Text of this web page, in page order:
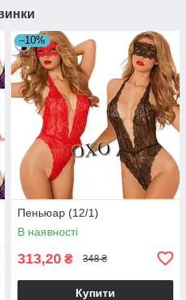
–10%
Пеньюар (12/1)
В наявності
313,20 ₴ 348 ₴
Купити